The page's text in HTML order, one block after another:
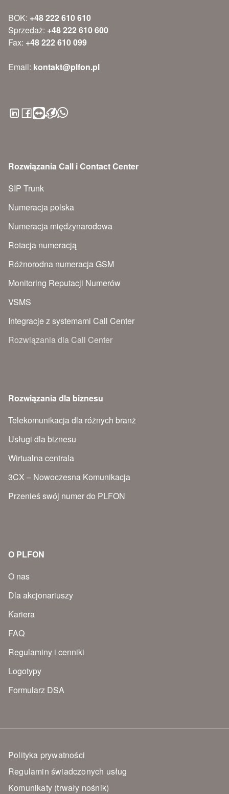
BOK: +48 222 610 610
Sprzedaż: +48 222 610 600
Fax: +48 222 610 099
Email: kontakt@plfon.pl
Rozwiązania Call i Contact Center
SIP Trunk
Numeracja polska
Numeracja międzynarodowa
Rotacja numeracją
Różnorodna numeracja GSM
Monitoring Reputacji Numerów
VSMS
Integracje z systemami Call Center
Rozwiązania dla Call Center
Rozwiązania dla biznesu
Telekomunikacja dla różnych branż
Usługi dla biznesu
Wirtualna centrala
3CX – Nowoczesna Komunikacja
Przenieś swój numer do PLFON
O PLFON
O nas
Dla akcjonariuszy
Kariera
FAQ
Regulaminy i cenniki
Logotypy
Formularz DSA
Polityka prywatności
Regulamin świadczonych usług
Komunikaty (trwały nośnik)